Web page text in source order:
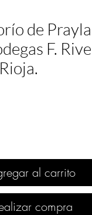
de
F.
al carrito
compra